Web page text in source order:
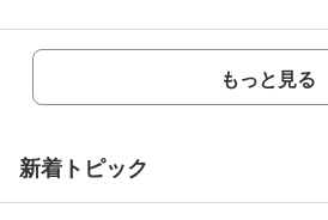
もっと見る
新着トピック